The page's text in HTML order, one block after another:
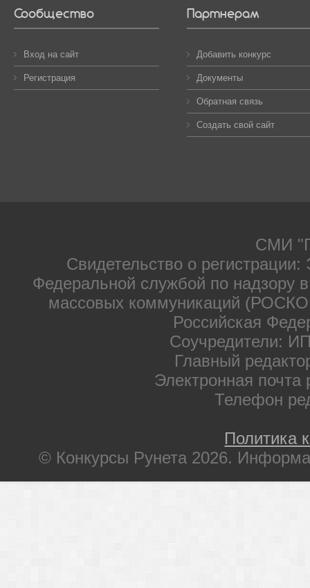
Сообщество
Вход на сайт
Регистрация
Партнерам
Добавить конкурс
Документы
Обратная связь
Создать свой сайт
СМИ
Свидетельство о
Федеральной службой по надзору
массовых коммуникаций
Российская
Соучредители:
Главный
Электронная почта
Телефон
Политика
© Конкурсы Рунета 2026.